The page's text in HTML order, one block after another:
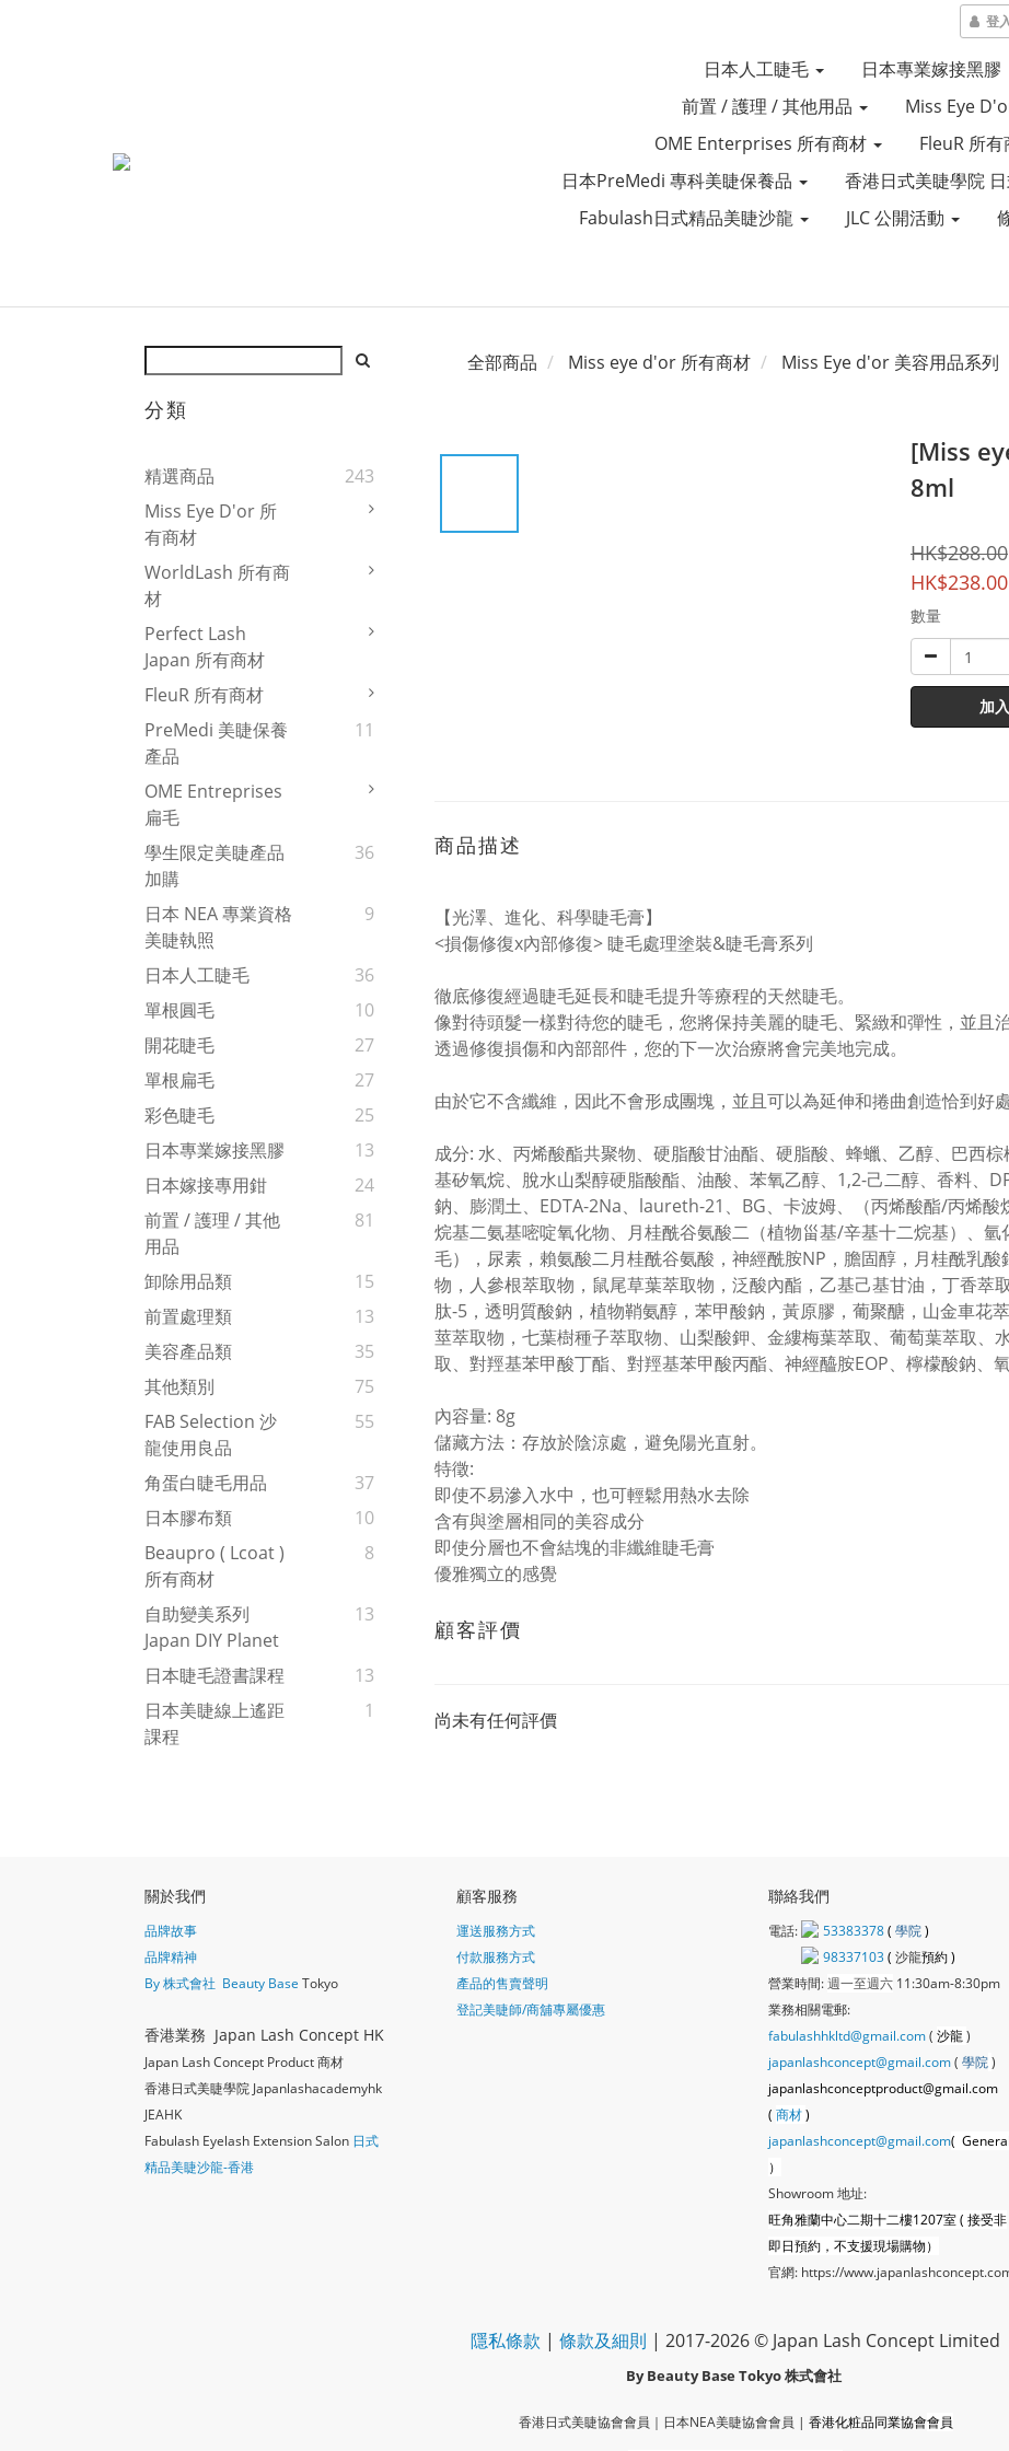
登
日本人工睫毛 日本專業嫁接黑膠
前置 / 護理 / 其他用品
Miss Eye
OME Enterprises 所有商材
FleuR 所
日本PreMedi 專科美睫保養品
香港日式美睫學院
Fabulash日式精品美睫沙龍
JLC 公開活動
分類
精選商品
243
Miss Eye D'or 所
有商材
WorldLash 所有商
材
Perfect Lash
Japan 所有商材
FleuR 所有商材
PreMedi 美睫保養
產品
11
OME Entreprises
扁毛
學生限定美睫產品
加購
36
日本 NEA 專業資格
美睫執照
9
日本人工睫毛
36
單根圓毛
10
開花睫毛
27
單根扁毛
27
彩色睫毛
25
日本專業嫁接黑膠
13
日本嫁接專用鉗
24
前置 / 護理 / 其他
用品
81
卸除用品類
15
前置處理類
13
美容產品類
35
其他類別
75
FAB Selection 沙
龍使用良品
55
角蛋白睫毛用品
37
日本膠布類
10
Beaupro ( Lcoat )
所有商材
8
自助變美系列
Japan DIY Planet
13
日本睫毛證書課程
13
日本美睫線上遙距
課程
1
全部商品 Miss eye d'or 所有商材 Miss Eye d'or 美容用品系列
[Miss
8ml
HK$288.00
HK$238.00
數量
加
商品描述
【光澤、進化、科學睫毛膏】
<損傷修復x內部修復> 睫毛處理塗裝&睫毛膏系列
徹底修復經過睫毛延長和睫毛提升等療程的天然睫毛。
像對待頭髮一樣對待您的睫毛，您將保持美麗的睫毛、緊緻和彈性，並且
透過修復損傷和內部部件，您的下一次治療將會完美地完成。
由於它不含纖維，因此不會形成團塊，並且可以為延伸和捲曲創造恰到好
成分: 水、丙烯酸酯共聚物、硬脂酸甘油酯、硬脂酸、蜂蠟、乙醇、巴西
基矽氧烷、脫水山梨醇硬脂酸酯、油酸、苯氧乙醇、1,2-己二醇、香料、
鈉、膨潤土、EDTA-2Na、laureth-21、BG、卡波姆、（丙烯酸酯/丙烯
烷基二氨基嘧啶氧化物、月桂酰谷氨酸二（植物甾基/辛基十二烷基）、
毛），尿素，賴氨酸二月桂酰谷氨酸，神經酰胺NP，膽固醇，月桂酰乳
物，人參根萃取物，鼠尾草葉萃取物，泛酸內酯，乙基己基甘油，丁香萃
肽-5，透明質酸鈉，植物鞘氨醇，苯甲酸鈉，黃原膠，葡聚醣，山金車花
莖萃取物，七葉樹種子萃取物、山梨酸鉀、金縷梅葉萃取、葡萄葉萃取、
取、對羥基苯甲酸丁酯、對羥基苯甲酸丙酯、神經醯胺EOP、檸檬酸鈉、
內容量: 8g
儲藏方法：存放於陰涼處，避免陽光直射。
特徵:
即使不易滲入水中，也可輕鬆用熱水去除
含有與塗層相同的美容成分
即使分層也不會結塊的非纖維睫毛膏
優雅獨立的感覺
顧客評價
尚未有任何評價
關於我們
品牌故事
品牌精神
By 株式會社 Beauty Base Tokyo
香港業務 Japan Lash Concept HK
Japan Lash Concept Product 商材
香港日式美睫學院 Japanlashacademyhk
JEAHK
Fabulash Eyelash Extension Salon 日式
精品美睫沙龍-香港
顧客服務
運送服務方式
付款服務方式
產品的售賣聲明
登記美睫師/商舖專屬優惠
聯絡我們
電話: 53383378( 學院)
98337103( 沙龍預約 )
營業時間:週一至週六 11:30am-8:30pm
業務相關電郵:
fabulashhkltd@gmail.com( 沙龍)
japanlashconcept@gmail.com( 學院)
japanlashconceptproduct@gmail.com
( 商材)
japanlashconcept@gmail.com( General
）
Showroom 地址:
旺角雅蘭中心二期十二樓1207室 ( 接受非
即日預約，不支援現場購物）
官網: https://
隱私條款 | 條款及細則 | 2017-2026 © Japan Lash Concept Limited
By Beauty Base Tokyo株式會社
香港日式美睫協會會員｜ 日本NEA美睫協會會員 | 香港化粧品同業協會會員